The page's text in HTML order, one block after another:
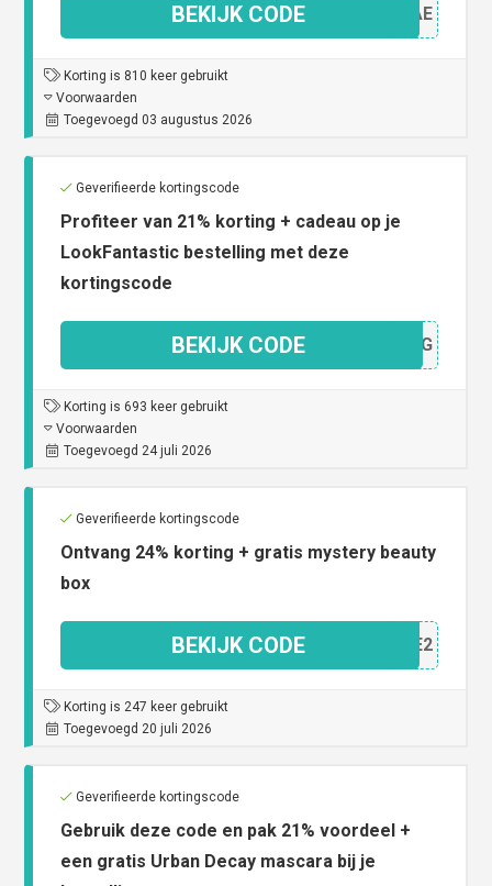
L24AE
BEKIJK CODE
Korting is 810 keer gebruikt
Voorwaarden
Toegevoegd 03 augustus 2026
Geverifieerde kortingscode
Profiteer van 21% korting + cadeau op je
LookFantastic bestelling met deze
kortingscode
IRJVG
BEKIJK CODE
Korting is 693 keer gebruikt
Voorwaarden
Toegevoegd 24 juli 2026
Geverifieerde kortingscode
Ontvang 24% korting + gratis mystery beauty
box
L4AE2
BEKIJK CODE
Korting is 247 keer gebruikt
Toegevoegd 20 juli 2026
Geverifieerde kortingscode
Gebruik deze code en pak 21% voordeel +
een gratis Urban Decay mascara bij je